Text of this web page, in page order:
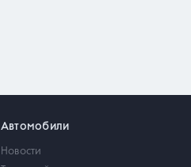
Автомобили
Новости